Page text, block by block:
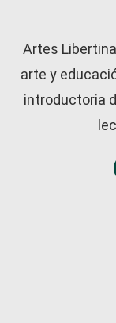
Artes
arte y
introductoria